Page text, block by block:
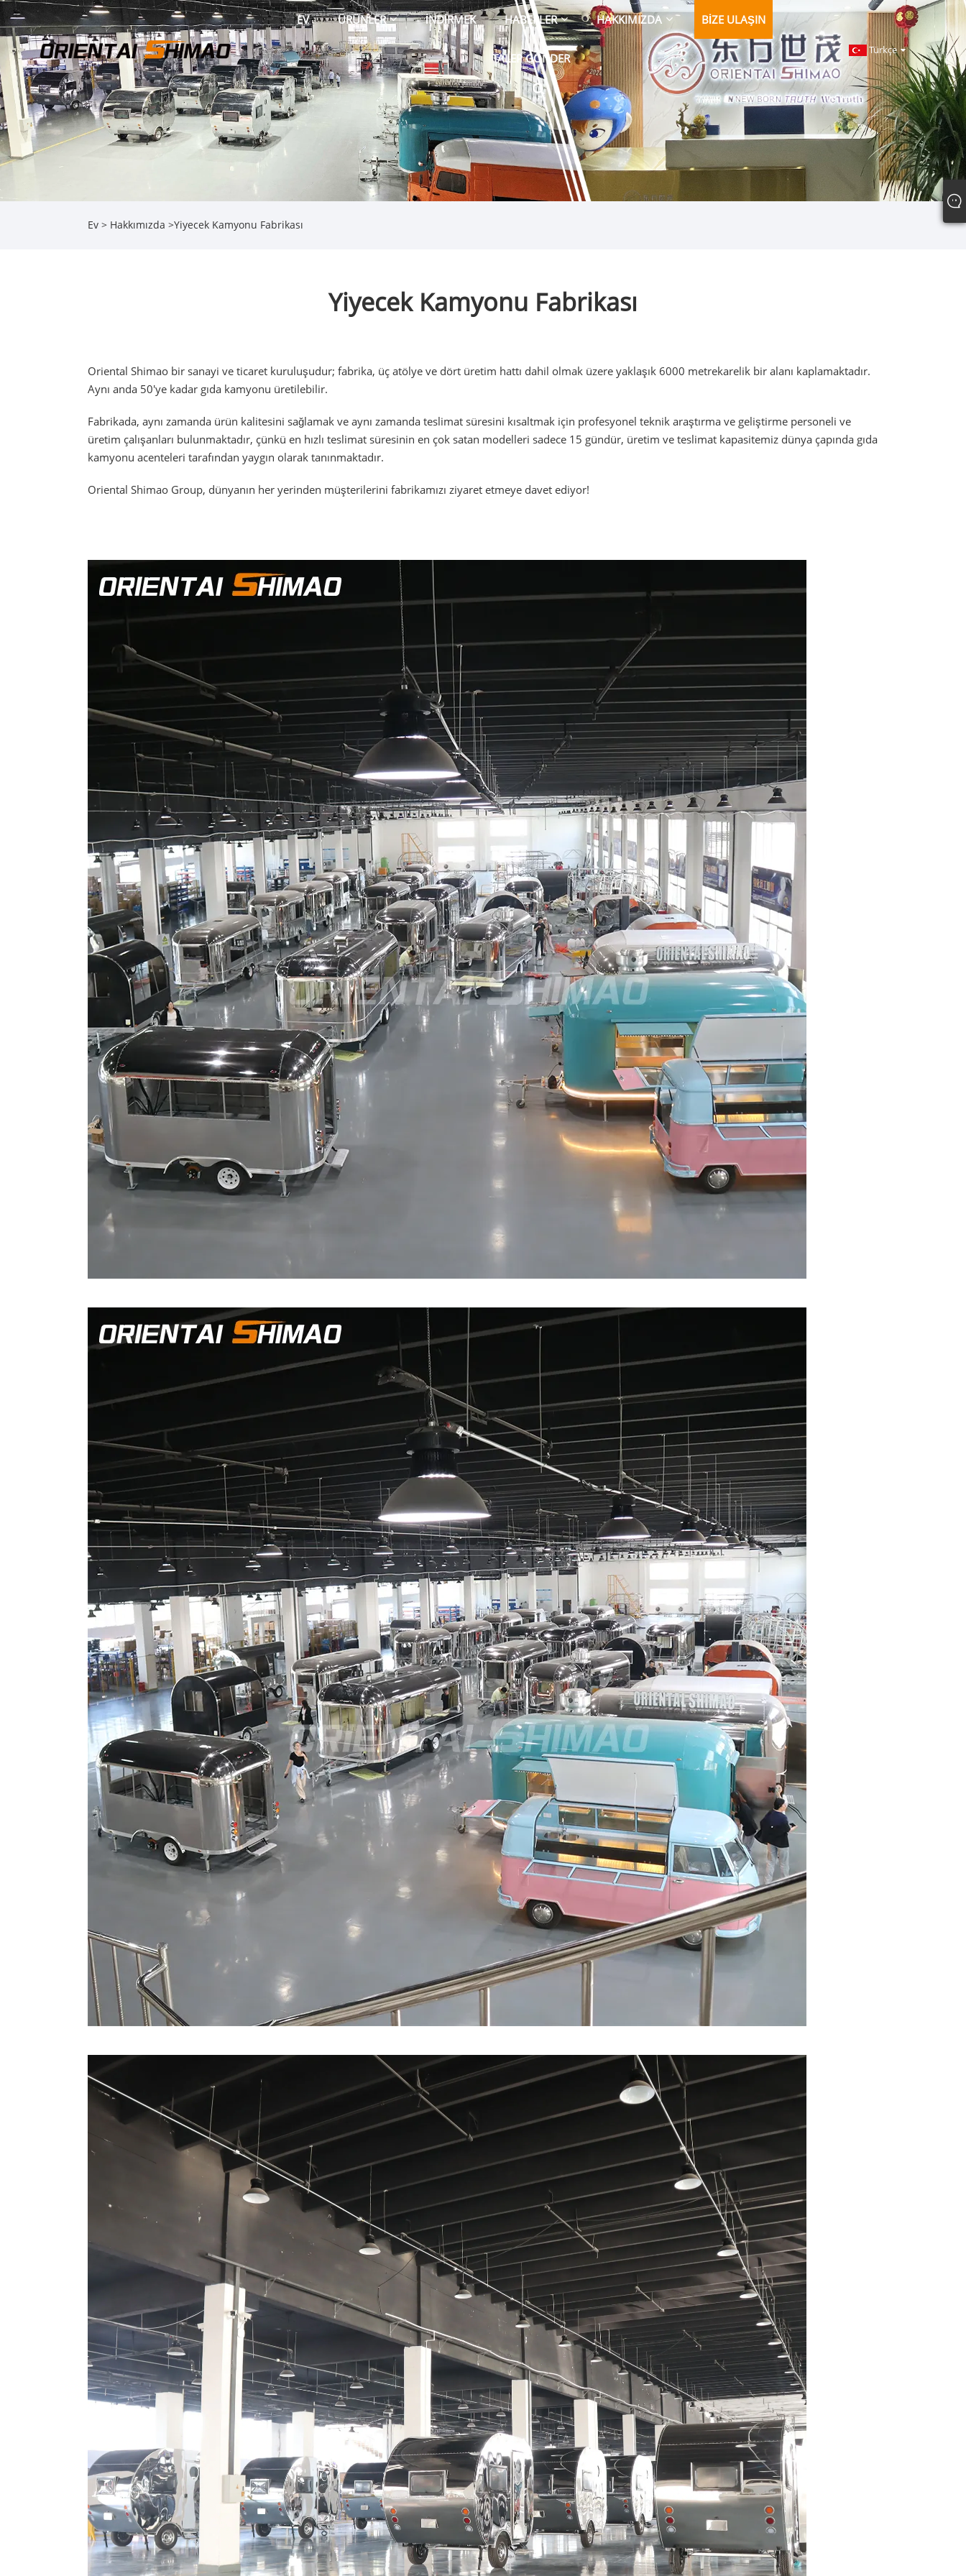
EV ÜRÜNLER İNDIRMEK HABERLER HAKKIMIZDA BIZE ULAŞIN
TALEP GÖNDER
Türkçe
Ev > Hakkımızda >Yiyecek Kamyonu Fabrikası
Yiyecek Kamyonu Fabrikası
Oriental Shimao bir sanayi ve ticaret kuruluşudur; fabrika, üç atölye ve dört üretim hattı dahil olmak üzere yaklaşık 6000 metrekarelik bir alanı kaplamaktadır.
Aynı anda 50'ye kadar gıda kamyonu üretilebilir.
Fabrikada, aynı zamanda ürün kalitesini sağlamak ve aynı zamanda teslimat süresini kısaltmak için profesyonel teknik araştırma ve geliştirme personeli ve
üretim çalışanları bulunmaktadır, çünkü en hızlı teslimat süresinin en çok satan modelleri sadece 15 gündür, üretim ve teslimat kapasitemiz dünya çapında gıda
kamyonu acenteleri tarafından yaygın olarak tanınmaktadır.
Oriental Shimao Group, dünyanın her yerinden müşterilerini fabrikamızı ziyaret etmeye davet ediyor!